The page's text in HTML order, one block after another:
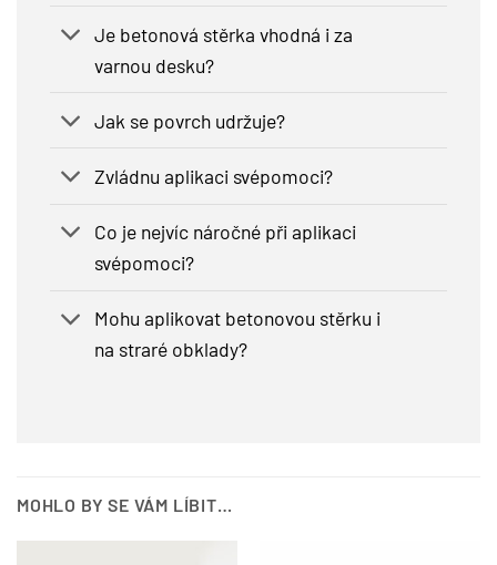
Je betonová stěrka vhodná i za
varnou desku?
Jak se povrch udržuje?
Zvládnu aplikaci svépomoci?
Co je nejvíc náročné při aplikaci
svépomoci?
Mohu aplikovat betonovou stěrku i
na straré obklady?
MOHLO BY SE VÁM LÍBIT…